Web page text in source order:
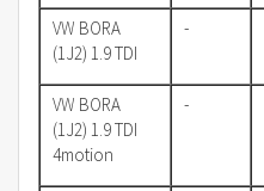
VW BORA
(1J2) 1.9 TDI
-
VW BORA
(1J2) 1.9 TDI
4motion
-